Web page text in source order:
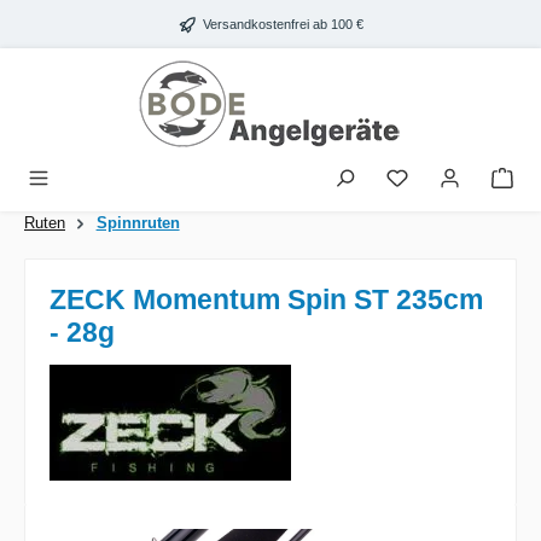
Zum Hauptinhalt springen Versandkostenfrei ab 100 €
Ruten Spinnruten
ZECK Momentum Spin ST 235cm
- 28g